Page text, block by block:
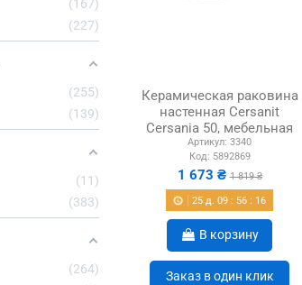
Керамическая раковина
настенная Cersanit
Cersania 50, мебельная
Артикул: 3340
Код: 5892869
1 673 ₴1 819 ₴
25 д. 09 : 56 : 15
В корзину
Заказ в один клик
167
227
255
139
11
383
264